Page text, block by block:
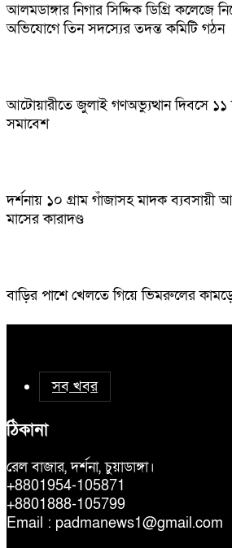
আলমডাঙ্গার নিগার সিদ্দিক ডিগ্রি কলেজে
অভিযোগে তিন সদস্যের তদন্ত কমিটি গঠন
আটোয়ারীতে জুলাই গণঅভ্যুত্থান দিবসে
সমাবেশ
দর্শনায় ১০ গ্রাম গাঁজাসহ মাদক ব্যবসায়ী
মাসের কারাদণ্ড
বাড়ির পাশে খেলতে গিয়ে ভিমরুলের
সব খবর
ঠিকানা
রেল বাজার, দর্শনা, চুয়াডাঙ্গা।
+8801954-105871
+8801888-105799
Email : padmanews1@gmail.com